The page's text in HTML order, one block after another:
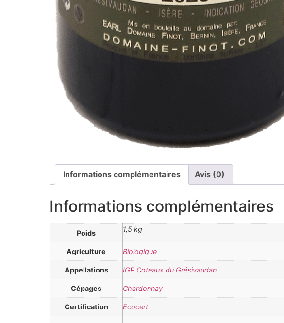
Informations complémentaires Avis (0)
Informations complémentaires
Poids 1,5 kg
Agriculture Biologique
Appellations IGP Coteaux du Grésivaudan
Cépages Chardonnay
Certification Ecocert